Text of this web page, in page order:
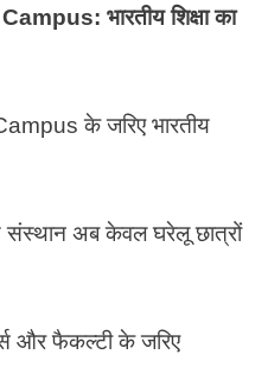
भारतीय शिक्षा का
के जरिए भारतीय
संस्थान अब केवल घरेलू छात्रों
और फैकल्टी के जरिए